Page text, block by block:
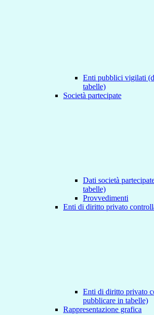
Enti pubblici vigilati
tabelle)
Società partecipate
Dati società
tabelle)
Provvedimenti
Enti di diritto privato
Enti di diritto privato
pubblicare in tabelle)
Rappresentazione grafica